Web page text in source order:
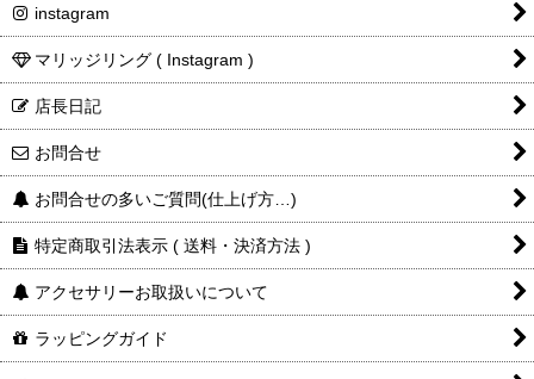
instagram
マリッジリング ( Instagram )
店長日記
お問合せ
お問合せの多いご質問(仕上げ方…)
特定商取引法表示 ( 送料・決済方法 )
アクセサリーお取扱いについて
ラッピングガイド